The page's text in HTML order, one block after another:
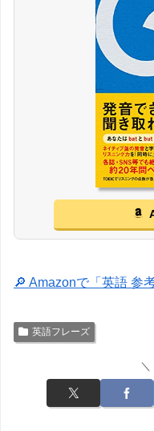
🔎 Amazonで「英語 参
英語フレーズ
＼